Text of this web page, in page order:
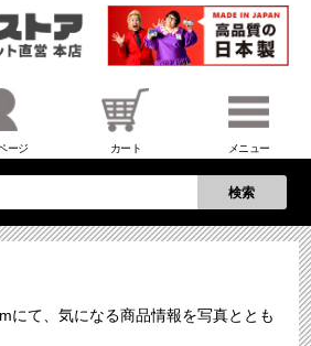
ージ カート メニュー
検索
にて、気になる商品情報を写真ととも